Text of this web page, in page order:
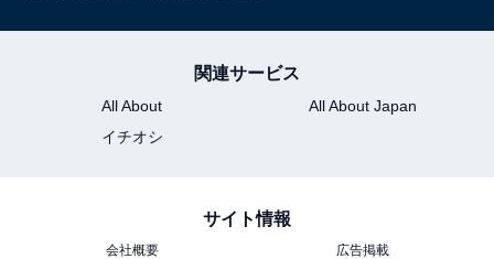
関連サービス
All About
All About Japan
イチオシ
サイト情報
会社概要
広告掲載